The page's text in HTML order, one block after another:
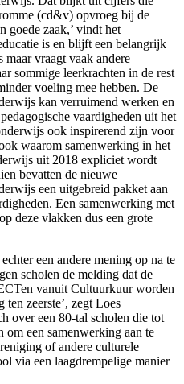
(cd&v) opvroeg bij de
goede zaak,’ vindt het
is en blijft een belangrijk
vraagt vaak andere
sommige leerkrachten in de rest
voeling mee hebben. De
kan verruimend werken en
vaardigheden uit het
ook inspirerend zijn voor
waarom samenwerking in het
uit 2018 expliciet wordt
bevatten de nieuwe
een uitgebreid pakket aan
Een samenwerking met
deze vlakken dus een grote
een andere mening op na te
scholen de melding dat de
vanuit Cultuurkuur worden
ten zeerste’, zegt Loes
over een 80-tal scholen die tot
een samenwerking aan te
of andere culturele
via een laagdrempelige manier